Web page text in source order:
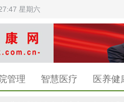
星期六
管理 智慧医疗 医养健